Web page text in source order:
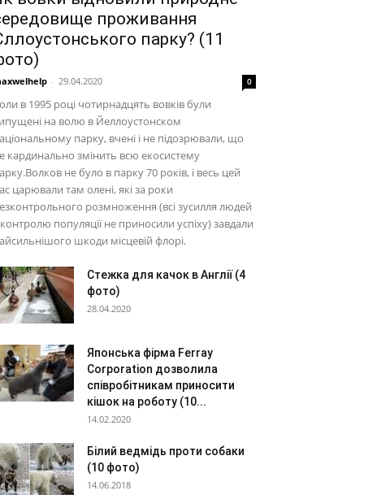
проживання
парку? (11
- 29.04.2020 0
в 1995 році чотирнадцять вовків були
на волю в Йеллоустонском
парку, вчені і не підозрювали, що
кардинально змінить всю екосистему
не було в парку 70 років, і весь цей
царювали там олені, які за роки
розмноження (всі зусилля людей
популяції не приносили успіху) завдали
шкоди місцевій флорі.
Стежка для качок в Англії (4
фото)
28.04.2020
Японська фірма Ferray
Corporation дозволила
співробітникам приносити
кішок на роботу (10...
14.02.2020
Білий ведмідь проти собаки
(10 фото)
14.06.2018